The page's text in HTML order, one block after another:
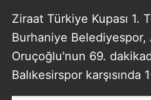
Ziraat Türkiye Kupası 1.
Burhaniye Belediyespor,
Oruçoğlu'nun 69.
Balıkesirspor karşısında